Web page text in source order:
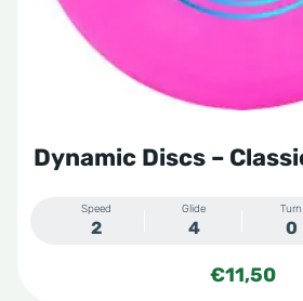
Dynamic Discs –
Speed
2
Glide
4
Turn
0
€11,50
worden